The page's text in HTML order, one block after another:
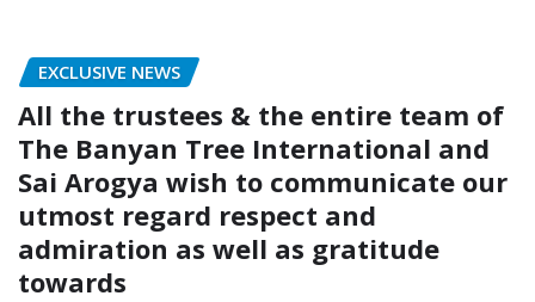
EXCLUSIVE NEWS
All the trustees & the entire team of
The Banyan Tree International and
Sai Arogya wish to communicate our
utmost regard respect and
admiration as well as gratitude
towards